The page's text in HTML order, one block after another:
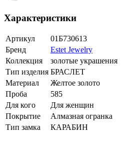
Характеристики
Артикул
01Б730613
Бренд
Estet Jewelry
Коллекция
золотые украшения
Тип изделия БРАСЛЕТ
Материал
Желтое золото
Проба
585
Для кого
Для женщин
Покрытие
Алмазная огранка
Тип замка
КАРАБИН